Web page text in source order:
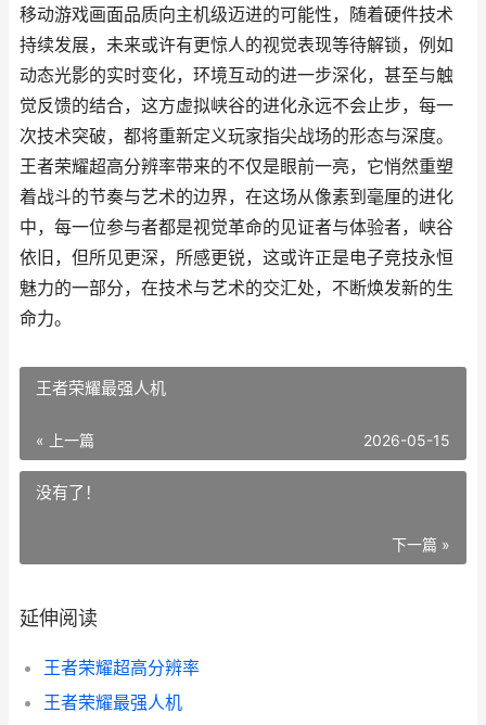
移动游戏画面品质向主机级迈进的可能性，随着硬件技术
持续发展，未来或许有更惊人的视觉表现等待解锁，例如
动态光影的实时变化，环境互动的进一步深化，甚至与触
觉反馈的结合，这方虚拟峡谷的进化永远不会止步，每一
次技术突破，都将重新定义玩家指尖战场的形态与深度。
王者荣耀超高分辨率带来的不仅是眼前一亮，它悄然重塑
着战斗的节奏与艺术的边界，在这场从像素到毫厘的进化
中，每一位参与者都是视觉革命的见证者与体验者，峡谷
依旧，但所见更深，所感更锐，这或许正是电子竞技永恒
魅力的一部分，在技术与艺术的交汇处，不断焕发新的生
命力。
王者荣耀最强人机
« 上一篇 2026-05-15
没有了！
下一篇 »
延伸阅读
王者荣耀超高分辨率
王者荣耀最强人机